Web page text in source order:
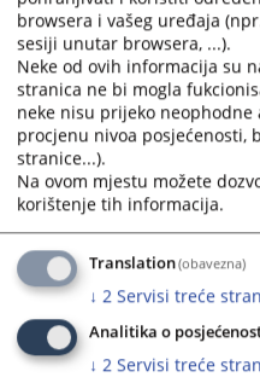
Prateći dokumenti
PROTOK PREDMETA
226
browsera i vašeg uređaja
sesiji unutar browsera, ...).
Neke od ovih informacija su
stranica ne bi mogla
neke nisu prijeko
procjenu nivoa posjećenosti,
stranice...).
Na ovom mjestu možete
korištenje tih informacija.
Translation(obavezna)
↓ 2 Servisi treće
Analitika o
↓ 2 Servisi treće